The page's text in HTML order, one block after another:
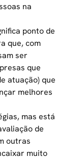
na
ponto de
que, com
ser
que
atuação) que
melhores
mas está
de
outras
muito